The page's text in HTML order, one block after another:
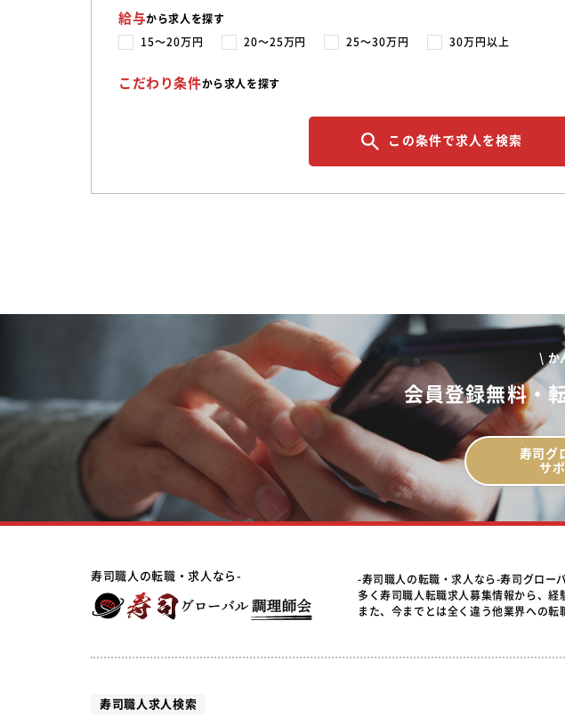
給与から求人を探す
15〜20万円 20〜25万円 25〜30万円 30万円以上
こだわり条件から求人を探す
この条件で求人を検索
\ か
会員登録無料・
寿司グ
サ
寿司職人の転職・求人なら-
-寿司職人の転職・求人なら-寿司グロー
多く寿司職人転職求人募集情報から、経
また、今までとは全く違う他業界への転
寿司職人求人検索